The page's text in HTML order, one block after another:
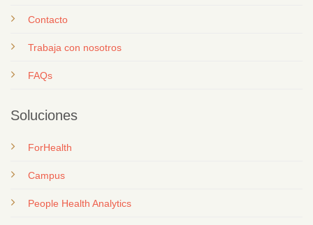
Contacto
Trabaja con nosotros
FAQs
Soluciones
ForHealth
Campus
People Health Analytics